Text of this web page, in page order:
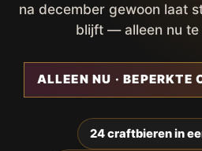
na december gewoon laat
blijft — alleen nu te
ALLEEN NU · BEPERKTE
24 craftbieren in